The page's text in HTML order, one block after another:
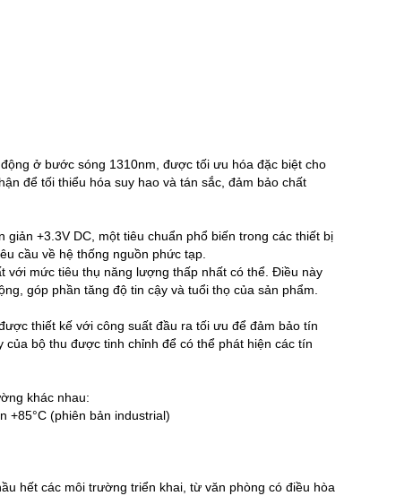
ở bước sóng 1310nm, được tối ưu hóa đặc biệt cho
để tối thiểu hóa suy hao và tán sắc, đảm bảo chất
+3.3V DC, một tiêu chuẩn phổ biến trong các thiết bị
cầu về hệ thống nguồn phức tạp.
với mức tiêu thụ năng lượng thấp nhất có thể. Điều này
góp phần tăng độ tin cậy và tuổi thọ của sản phẩm.
thiết kế với công suất đầu ra tối ưu để đảm bảo tín
bộ thu được tinh chỉnh để có thể phát hiện các tín
khác nhau:
+85°C (phiên bản industrial)
hết các môi trường triển khai, từ văn phòng có điều hòa